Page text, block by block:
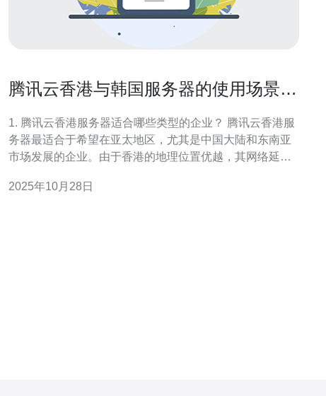
腾讯云香港与韩国服务器的使用场景比
1. 腾讯云香港服务器适合哪些类型的企业？ 腾讯云香港服
务器最适合于希望在亚太地区，尤其是中国大陆和东南亚
市场发展的企业。由于香港的地理位置优越，其网络延迟
台、在线游戏和视频直播等。此外，企业在香港服务器上
2025年10月28日